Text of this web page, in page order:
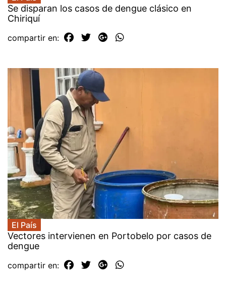
Se disparan los casos de dengue clásico en
Chiriquí
compartir en:
El País
Vectores intervienen en Portobelo por casos de
dengue
compartir en: